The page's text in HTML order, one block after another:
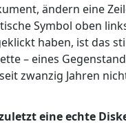
ändern eine
Symbol oben
haben, ist das
– eines
zwanzig Jahren
eine echte